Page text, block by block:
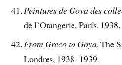
Peintures de Goya des
de l’Orangerie, París, 1938.
From Greco to Goya, The
Londres, 1938- 1939.